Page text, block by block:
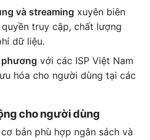
và streaming xuyên biên
truy cập, chất lượng
dữ liệu.
phương với các ISP Việt Nam
hóa cho người dùng tại các
cho người dùng
bản phù hợp ngân sách và